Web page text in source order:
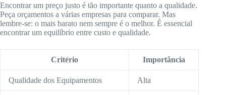
Encontrar um preço justo é tão importante quanto a qualidade.
Peça orçamentos a várias empresas para comparar. Mas
lembre-se: o mais barato nem sempre é o melhor. É essencial
encontrar um equilíbrio entre custo e qualidade.
Critério Importância
Qualidade dos Equipamentos Alta